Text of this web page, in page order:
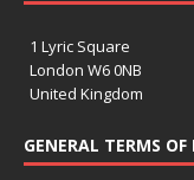
1 Lyric Square
London W6 0NB
United Kingdom
GENERAL TERMS OF